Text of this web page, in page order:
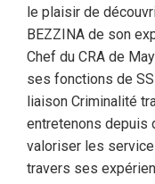
le plaisir de
BEZZINA de son
Chef du CRA de
ses fonctions de
liaison Criminalité
entretenons depuis
valoriser les
travers ses